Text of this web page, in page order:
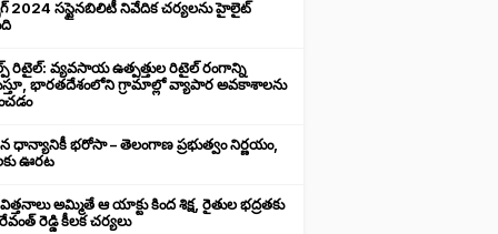
2024 సస్టైనబిలిటీ నివేదిక చర్యలను హైలైట్
రిటైల్: వ్యవసాయ ఉత్పత్తుల రిటైల్ రంగాన్ని
భారతదేశంలోని గ్రామాల్లో వ్యాపార అవకాశాలను
ధాన్యానికీ భరోసా – తెలంగాణ ప్రభుత్వం నిర్ణయం,
ఊరట
అమ్మితే ఆ యాక్టు కింద శిక్ష, రైతుల భద్రతకు
రెడ్డి కీలక చర్యలు